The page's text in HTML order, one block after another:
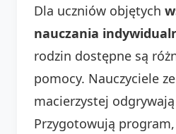
Dla uczniów objętych
nauczania
rodzin dostępne są
pomocy. Nauczyciele
macierzystej
Przygotowują